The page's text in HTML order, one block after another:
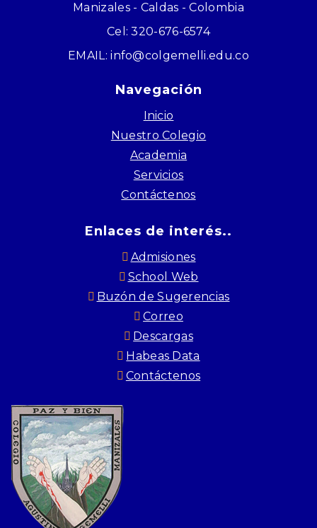
Manizales - Caldas - Colombia
Cel: 320-676-6574
EMAIL: info@colgemelli.edu.co
Navegación
Inicio
Nuestro Colegio
Academia
Servicios
Contáctenos
Enlaces de interés..
Admisiones
School Web
Buzón de Sugerencias
Correo
Descargas
Habeas Data
Contáctenos